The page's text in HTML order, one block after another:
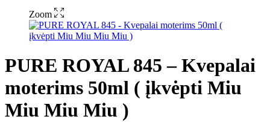
Zoom
PURE ROYAL 845 – Kvepalai
moterims 50ml ( įkvėpti Miu
Miu Miu Miu )